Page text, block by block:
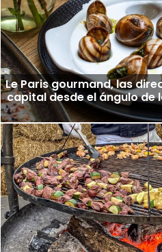
Le Paris gourmand, las
capital desde el ángulo